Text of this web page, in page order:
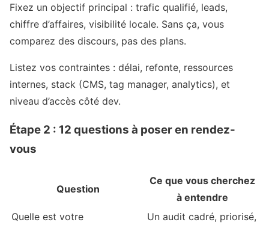
Fixez un objectif principal : trafic qualifié, leads,
chiffre d’affaires, visibilité locale. Sans ça, vous
comparez des discours, pas des plans.
Listez vos contraintes : délai, refonte, ressources
internes, stack (CMS, tag manager, analytics), et
niveau d’accès côté dev.
Étape 2 : 12 questions à poser en rendez-
vous
Question
Ce que vous cherchez
à entendre
Quelle est votre
Un audit cadré, priorisé,